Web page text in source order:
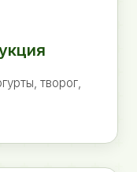
творог,